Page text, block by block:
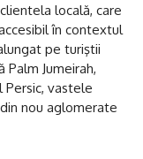
locală, care
în contextul
pe turiştii
Palm Jumeirah,
vastele
nou aglomerate